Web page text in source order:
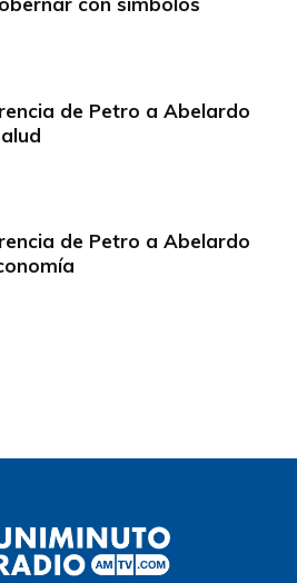
de Petro a Abelardo
de Petro a Abelardo